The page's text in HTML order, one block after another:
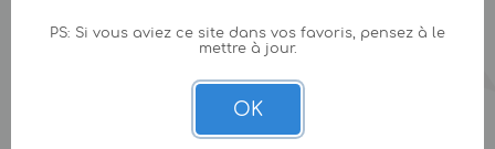
PS: Si vous aviez ce site dans vos favoris, pensez à le
mettre à jour.
OK